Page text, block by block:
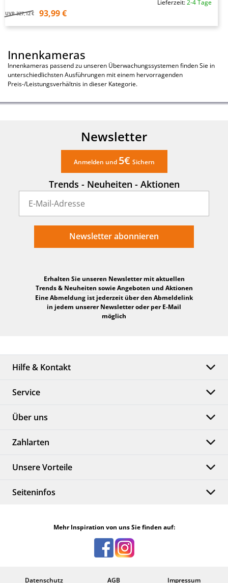
Lieferzeit:2-4 Tage
UVP 327,12 € 93,99 €
Innenkameras
Innenkameras passend zu unseren Überwachungssystemen finden Sie in
unterschiedlichsten Ausführungen mit einem hervorragenden
Preis-/Leistungsverhältnis in dieser Kategorie.
Newsletter
Anmelden und 5€ Sichern
Trends - Neuheiten - Aktionen
Newsletter abonnieren
Erhalten Sie unseren Newsletter mit aktuellen
Trends & Neuheiten sowie Angeboten und Aktionen
Eine Abmeldung ist jederzeit über den Abmeldelink
in jedem unserer Newsletter oder per E-Mail
möglich
Hilfe & Kontakt
Service
Über uns
Zahlarten
Unsere Vorteile
Seiteninfos
Mehr Inspiration von uns Sie finden auf:
Datenschutz AGB Impressum